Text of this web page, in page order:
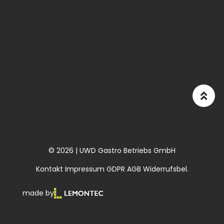
© 2026 | UWD Gastro Betriebs GmbH
Kontakt Impressum GDPR AGB Widerrufsbel.
made by